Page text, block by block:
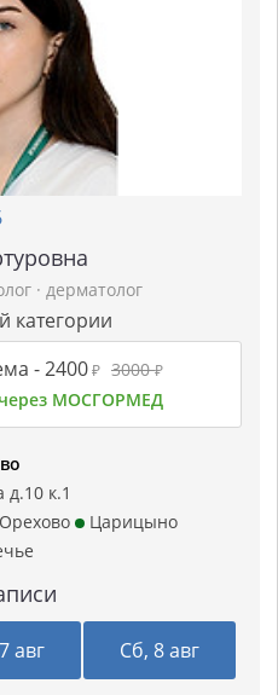
· дерматолог
категории
-2400₽ 3000₽
через МОСГОРМЕД
к.1
Орехово
Царицыно
авг Сб, 8 авг